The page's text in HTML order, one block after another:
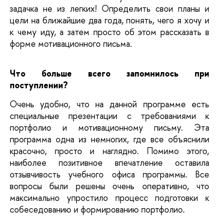
задачка не из легких! Определить свои планы и
цели на ближайшие два года, понять, чего я хочу и
к чему иду, а затем просто об этом рассказать в
форме мотивационного письма.
Что больше всего запомнилось при
поступлении?
Очень удобно, что на данной программе есть
специальные презентации с требованиями к
портфолио и мотивационному письму. Эта
программа одна из немногих, где все объяснили
красочно, просто и наглядно. Помимо этого,
наиболее позитивное впечатление оставила
отзывчивость учебного офиса программы. Все
вопросы были решены очень оперативно, что
максимально упростило процесс подготовки к
собеседованию и формированию портфолио.